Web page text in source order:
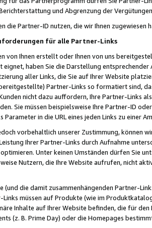
und Abgrenzung der
die Partner-ID nutzen, die wir Ihnen zugewiesen
für alle Partner-Links
von Ihnen erstellt oder Ihnen von uns
eignet, haben Sie die Darstellung
aller Links, die Sie auf Ihrer Website
Partner-Links so formatiert sind,
nicht dazu auffordern, Ihre Partner-Links
Sie müssen beispielsweise Ihre Partner-ID
Parameter in die URL eines jeden Links zu einer
vorbehaltlich unserer Zustimmung, können
Ihrer Partner-Links durch Aufnahme
Unter keinen Umständen dürfen Sie
Nutzern, die Ihre Website aufrufen, nicht
(und die damit zusammenhängenden Partner-
müssen auf Produkte (wie im
Inhalte auf Ihrer Website befinden, die für
(z. B. Prime Day) oder die Homepages